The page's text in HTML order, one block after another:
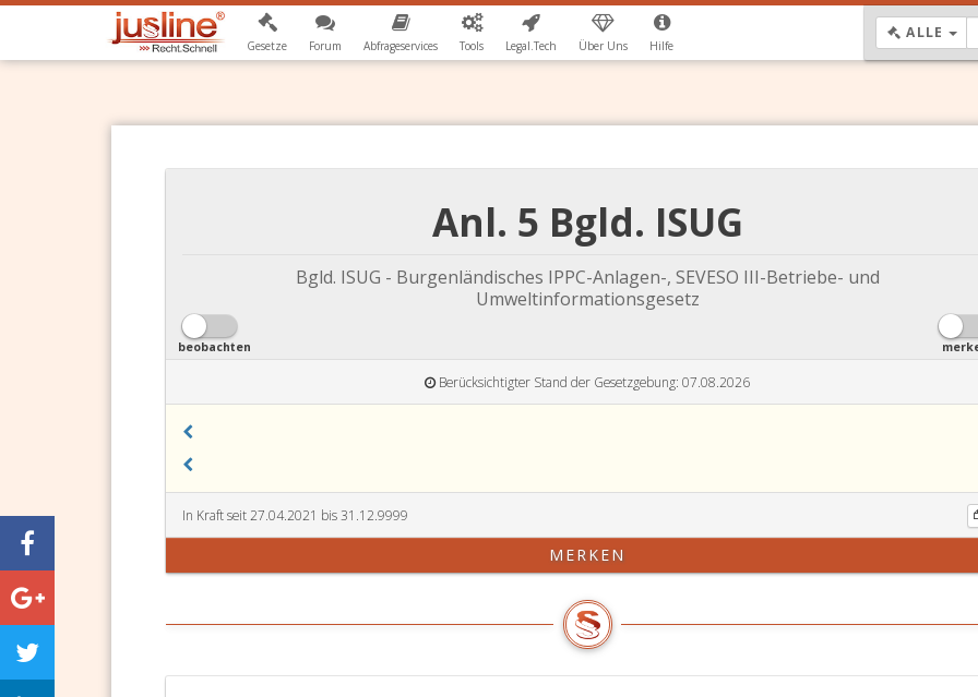
Gesetze Forum Abfrageservices Tools Legal.Tech Über Uns Hilfe
ALLE
Anl. 5 Bgld. ISUG
Bgld. ISUG - Burgenländisches IPPC-Anlagen-, SEVESO III-Betriebe- und
Umweltinformationsgesetz
beobachten
Berücksichtigter Stand der Gesetzgebung: 07.08.2026
In Kraft seit 27.04.2021 bis 31.12.9999
MERKEN